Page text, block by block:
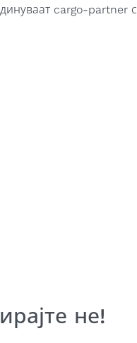
cargo-partner
не!